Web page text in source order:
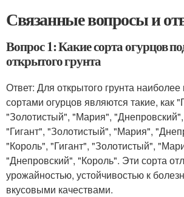
Связанные вопросы и
Вопрос 1: Какие сорта огурцов
открытого грунта
Ответ: Для открытого грунта
сортами огурцов являются такие, как
"Золотистый", "Мария",
"Гигант", "Золотистый", "Мария",
"Король", "Гигант", "Золотистый",
"Днепровский", "Король". Эти сорта
урожайностью, устойчивостью к
вкусовыми качествами.